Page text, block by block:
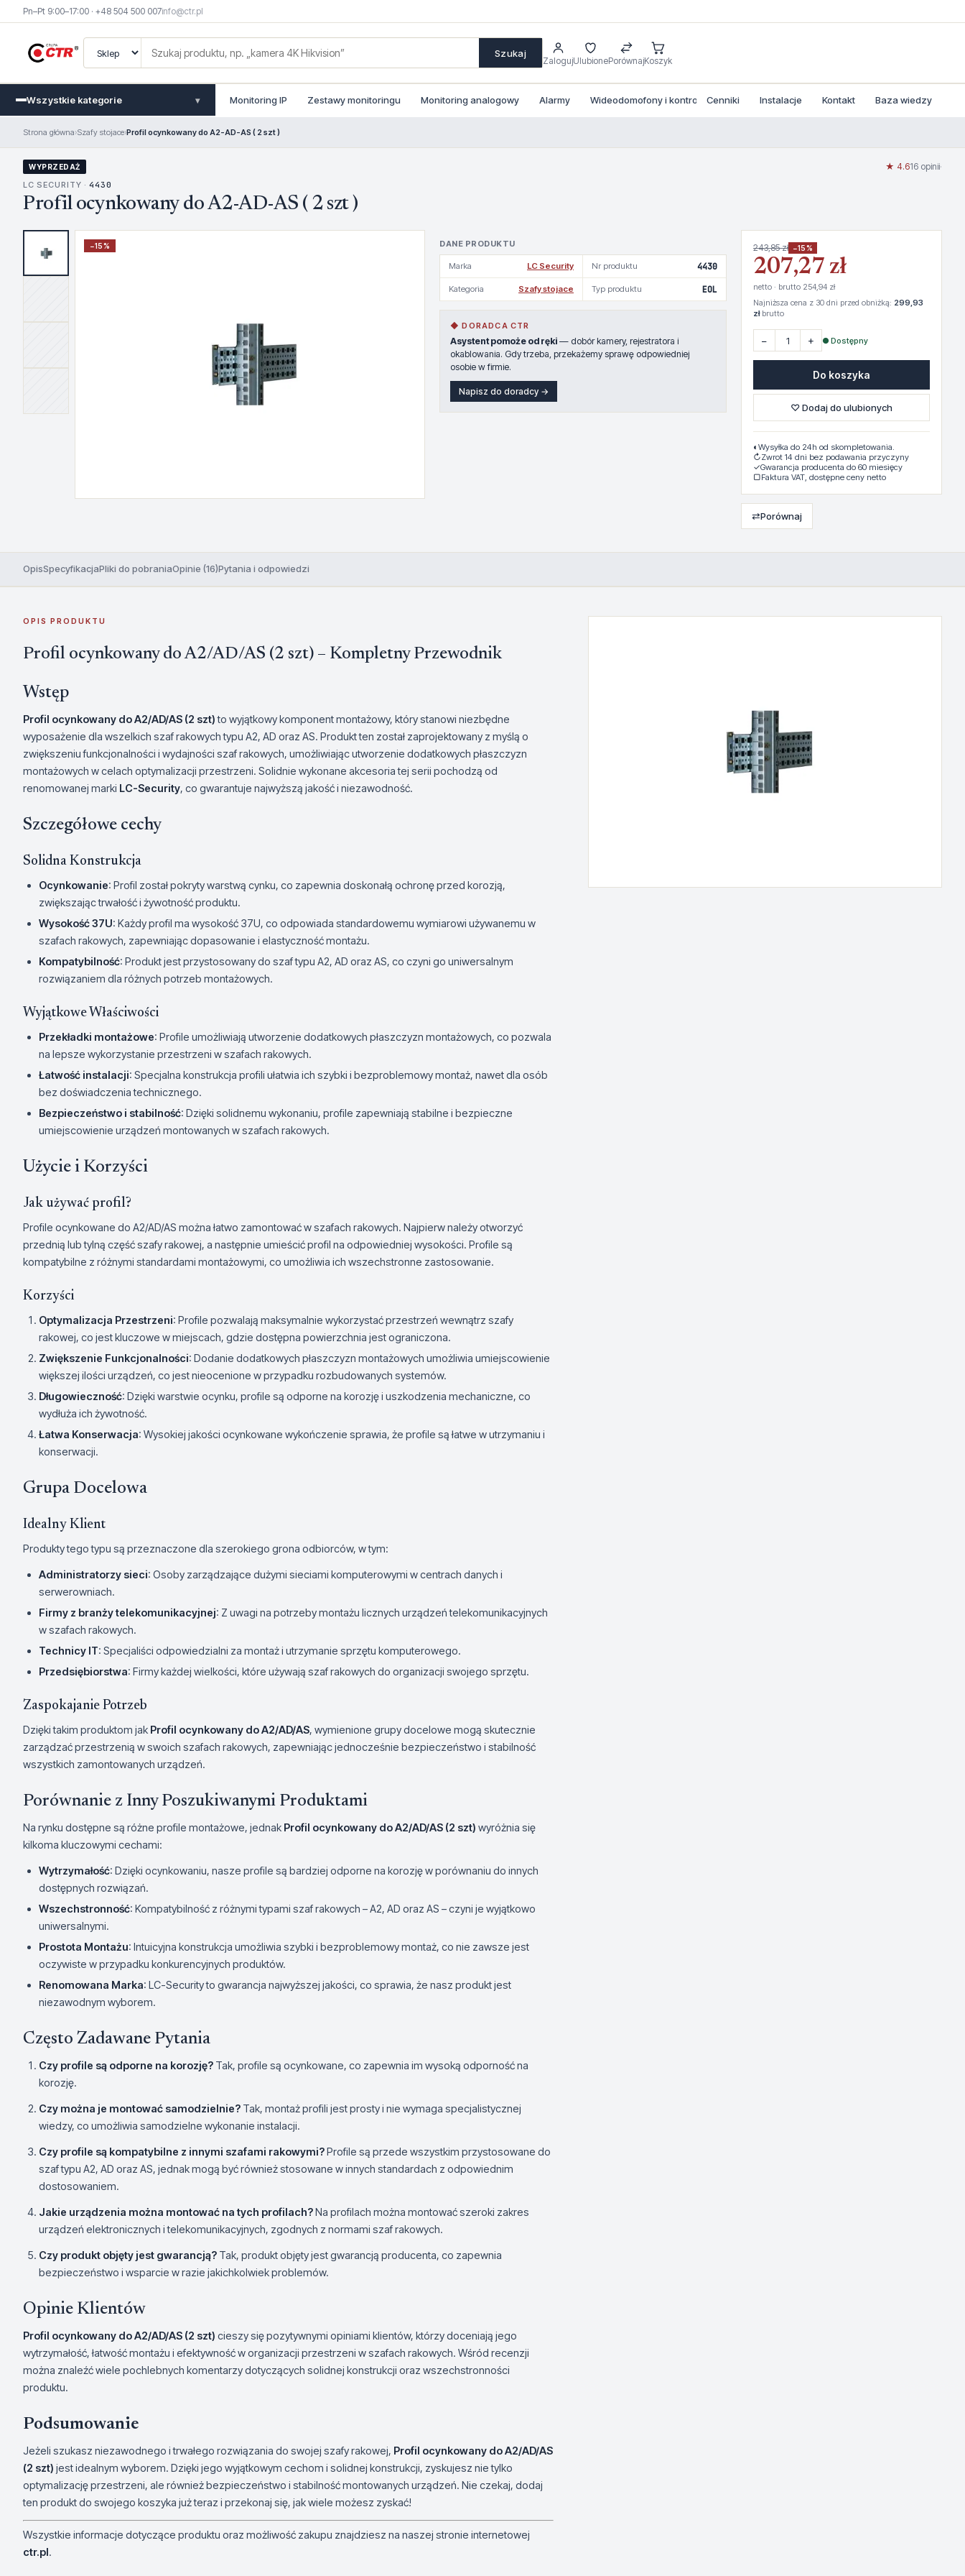
Pn–Pt 9:00–17:00 · +48 504 500 007info@ctr.pl
Szukaj
ZalogujUlubionePorównajKoszyk
Wszystkie kategorie ▾ Monitoring IP Zestawy monitoringu Monitoring analogowy Alarmy Wideodomofony i kontrola dostepu
Cenniki Instalacje Kontakt Baza wiedzy
Strona główna›Szafy stojace›Profil ocynkowany do A2-AD-AS ( 2 szt )
WYPRZEDAŻ
LC SECURITY · 4430
Profil ocynkowany do A2-AD-AS ( 2 szt )
★ 4.616 opinii·
−15% DANE PRODUKTU
Marka LC Security Nr produktu 4430
Kategoria Szafy stojace Typ produktu EOL
◆ DORADCA CTR
Asystent pomoże od ręki — dobór kamery, rejestratora i
okablowania. Gdy trzeba, przekażemy sprawę odpowiedniej
osobie w firmie.
Napisz do doradcy →
243,85 zł −15%
207,27 zł
netto · brutto 254,94 zł
Najniższa cena z 30 dni przed obniżką: 299,93
złbrutto
− + ● Dostępny
Do koszyka
♡ Dodaj do ulubionych
◐ Wysyłka do 24h od skompletowania.
↻Zwrot 14 dni bez podawania przyczyny
✓Gwarancja producenta do 60 miesięcy
▢Faktura VAT, dostępne ceny netto
⇄Porównaj
OpisSpecyfikacjaPliki do pobraniaOpinie (16)Pytania i odpowiedzi
OPIS PRODUKTU
Profil ocynkowany do A2/AD/AS (2 szt) – Kompletny Przewodnik
Wstęp
Profil ocynkowany do A2/AD/AS (2 szt)to wyjątkowy komponent montażowy, który stanowi niezbędne
wyposażenie dla wszelkich szaf rakowych typu A2, AD oraz AS. Produkt ten został zaprojektowany z myślą o
zwiększeniu funkcjonalności i wydajności szaf rakowych, umożliwiając utworzenie dodatkowych płaszczyzn
montażowych w celach optymalizacji przestrzeni. Solidnie wykonane akcesoria tej serii pochodzą od
renomowanej marki LC-Security, co gwarantuje najwyższą jakość i niezawodność.
Szczegółowe cechy
Solidna Konstrukcja
Ocynkowanie: Profil został pokryty warstwą cynku, co zapewnia doskonałą ochronę przed korozją,
zwiększając trwałość i żywotność produktu.
Wysokość 37U: Każdy profil ma wysokość 37U, co odpowiada standardowemu wymiarowi używanemu w
szafach rakowych, zapewniając dopasowanie i elastyczność montażu.
Kompatybilność: Produkt jest przystosowany do szaf typu A2, AD oraz AS, co czyni go uniwersalnym
rozwiązaniem dla różnych potrzeb montażowych.
Wyjątkowe Właściwości
Przekładki montażowe: Profile umożliwiają utworzenie dodatkowych płaszczyzn montażowych, co pozwala
na lepsze wykorzystanie przestrzeni w szafach rakowych.
Łatwość instalacji: Specjalna konstrukcja profili ułatwia ich szybki i bezproblemowy montaż, nawet dla osób
bez doświadczenia technicznego.
Bezpieczeństwo i stabilność: Dzięki solidnemu wykonaniu, profile zapewniają stabilne i bezpieczne
umiejscowienie urządzeń montowanych w szafach rakowych.
Użycie i Korzyści
Jak używać profil?
Profile ocynkowane do A2/AD/AS można łatwo zamontować w szafach rakowych. Najpierw należy otworzyć
przednią lub tylną część szafy rakowej, a następnie umieścić profil na odpowiedniej wysokości. Profile są
kompatybilne z różnymi standardami montażowymi, co umożliwia ich wszechstronne zastosowanie.
Korzyści
Optymalizacja Przestrzeni: Profile pozwalają maksymalnie wykorzystać przestrzeń wewnątrz szafy
rakowej, co jest kluczowe w miejscach, gdzie dostępna powierzchnia jest ograniczona.
Zwiększenie Funkcjonalności: Dodanie dodatkowych płaszczyzn montażowych umożliwia umiejscowienie
większej ilości urządzeń, co jest nieocenione w przypadku rozbudowanych systemów.
Długowieczność: Dzięki warstwie ocynku, profile są odporne na korozję i uszkodzenia mechaniczne, co
wydłuża ich żywotność.
Łatwa Konserwacja: Wysokiej jakości ocynkowane wykończenie sprawia, że profile są łatwe w utrzymaniu i
konserwacji.
Grupa Docelowa
Idealny Klient
Produkty tego typu są przeznaczone dla szerokiego grona odbiorców, w tym:
Administratorzy sieci: Osoby zarządzające dużymi sieciami komputerowymi w centrach danych i
serwerowniach.
Firmy z branży telekomunikacyjnej: Z uwagi na potrzeby montażu licznych urządzeń telekomunikacyjnych
w szafach rakowych.
Technicy IT: Specjaliści odpowiedzialni za montaż i utrzymanie sprzętu komputerowego.
Przedsiębiorstwa: Firmy każdej wielkości, które używają szaf rakowych do organizacji swojego sprzętu.
Zaspokajanie Potrzeb
Dzięki takim produktom jak Profil ocynkowany do A2/AD/AS, wymienione grupy docelowe mogą skutecznie
zarządzać przestrzenią w swoich szafach rakowych, zapewniając jednocześnie bezpieczeństwo i stabilność
wszystkich zamontowanych urządzeń.
Porównanie z Inny Poszukiwanymi Produktami
Na rynku dostępne są różne profile montażowe, jednak Profil ocynkowany do A2/AD/AS (2 szt) wyróżnia się
kilkoma kluczowymi cechami:
Wytrzymałość: Dzięki ocynkowaniu, nasze profile są bardziej odporne na korozję w porównaniu do innych
dostępnych rozwiązań.
Wszechstronność: Kompatybilność z różnymi typami szaf rakowych – A2, AD oraz AS – czyni je wyjątkowo
uniwersalnymi.
Prostota Montażu: Intuicyjna konstrukcja umożliwia szybki i bezproblemowy montaż, co nie zawsze jest
oczywiste w przypadku konkurencyjnych produktów.
Renomowana Marka: LC-Security to gwarancja najwyższej jakości, co sprawia, że nasz produkt jest
niezawodnym wyborem.
Często Zadawane Pytania
Czy profile są odporne na korozję? Tak, profile są ocynkowane, co zapewnia im wysoką odporność na
korozję.
Czy można je montować samodzielnie? Tak, montaż profili jest prosty i nie wymaga specjalistycznej
wiedzy, co umożliwia samodzielne wykonanie instalacji.
Czy profile są kompatybilne z innymi szafami rakowymi?Profile są przede wszystkim przystosowane do
szaf typu A2, AD oraz AS, jednak mogą być również stosowane w innych standardach z odpowiednim
dostosowaniem.
Jakie urządzenia można montować na tych profilach?Na profilach można montować szeroki zakres
urządzeń elektronicznych i telekomunikacyjnych, zgodnych z normami szaf rakowych.
Czy produkt objęty jest gwarancją? Tak, produkt objęty jest gwarancją producenta, co zapewnia
bezpieczeństwo i wsparcie w razie jakichkolwiek problemów.
Opinie Klientów
Profil ocynkowany do A2/AD/AS (2 szt) cieszy się pozytywnymi opiniami klientów, którzy doceniają jego
wytrzymałość, łatwość montażu i efektywność w organizacji przestrzeni w szafach rakowych. Wśród recenzji
można znaleźć wiele pochlebnych komentarzy dotyczących solidnej konstrukcji oraz wszechstronności
produktu.
Podsumowanie
Jeżeli szukasz niezawodnego i trwałego rozwiązania do swojej szafy rakowej, Profil ocynkowany do A2/AD/AS
(2 szt) jest idealnym wyborem. Dzięki jego wyjątkowym cechom i solidnej konstrukcji, zyskujesz nie tylko
optymalizację przestrzeni, ale również bezpieczeństwo i stabilność montowanych urządzeń. Nie czekaj, dodaj
ten produkt do swojego koszyka już teraz i przekonaj się, jak wiele możesz zyskać!
Wszystkie informacje dotyczące produktu oraz możliwość zakupu znajdziesz na naszej stronie internetowej
ctr.pl.